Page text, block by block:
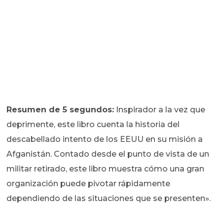
Resumen de 5 segundos: Inspirador a la vez que
deprimente, este libro cuenta la historia del
descabellado intento de los EEUU en su misión a
Afganistán. Contado desde el punto de vista de un
militar retirado, este libro muestra cómo una gran
organización puede pivotar rápidamente
dependiendo de las situaciones que se presenten».